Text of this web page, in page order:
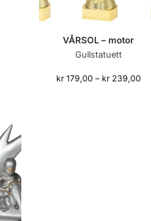
VÅRSOL – motor
Gullstatuett
kr179,00 – kr239,00